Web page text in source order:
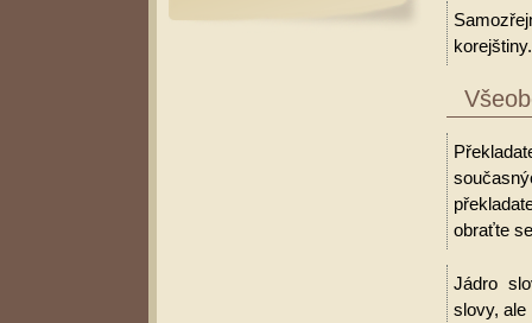
korejštiny.
obraťte
Jádro
slovy, ale